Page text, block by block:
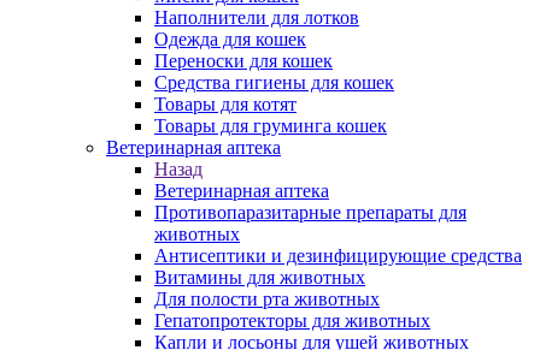
Наполнители для лотков
Одежда для кошек
Переноски для кошек
Средства гигиены для кошек
Товары для котят
Товары для груминга кошек
Ветеринарная аптека
Назад
Ветеринарная аптека
Противопаразитарные препараты для
животных
Антисептики и дезинфицирующие средства
Витамины для животных
Для полости рта животных
Гепатопротекторы для животных
Капли и лосьоны для ушей животных